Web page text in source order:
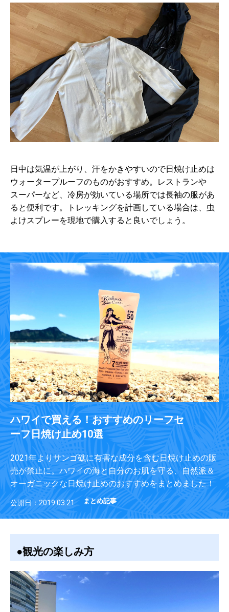
日中は気温が上がり、汗をかきやすいので日焼け止めは
ウォータープルーフのものがおすすめ。レストランや
スーパーなど、冷房が効いている場所では長袖の服があ
ると便利です。トレッキングを計画している場合は、虫
よけスプレーを現地で購入すると良いでしょう。
ハワイで買える！おすすめのリーフセ
ーフ日焼け止め10選
2021年よりサンゴ礁に有害な成分を含む日焼け止めの販
売が禁止に。ハワイの海と自分のお肌を守る、自然派＆
オーガニックな日焼け止めのおすすめをまとめました！
公開日：2019.03.21 まとめ記事
●観光の楽しみ方